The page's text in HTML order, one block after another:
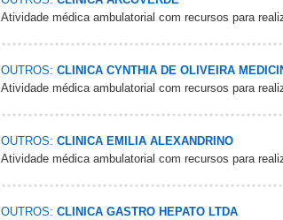
Atividade médica ambulatorial com recursos para
OUTROS: CLINICA CYNTHIA DE OLIVEIRA
Atividade médica ambulatorial com recursos para
OUTROS: CLINICA EMILIA ALEXANDRINO
Atividade médica ambulatorial com recursos para
OUTROS: CLINICA GASTRO HEPATO LTDA